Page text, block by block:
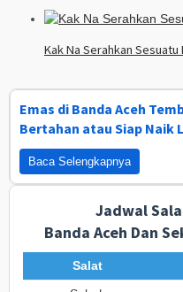
Kak Na Serahkan Sesuatu
Emas di Banda Aceh
Bertahan atau Siap Naik
Baca Selengkapnya
Jadwal
Banda Aceh Dan
Salat